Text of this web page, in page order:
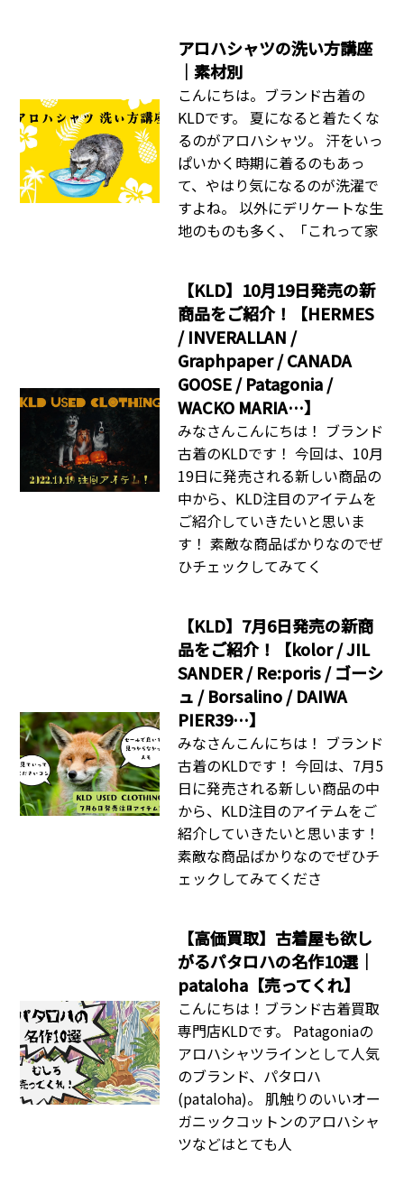
アロハシャツの洗い方講座
｜素材別
こんにちは。ブランド古着の
KLDです。 夏になると着たくな
るのがアロハシャツ。 汗をいっ
ぱいかく時期に着るのもあっ
て、やはり気になるのが洗濯で
すよね。 以外にデリケートな生
地のものも多く、「これって家
【KLD】10月19日発売の新
商品をご紹介！【HERMES
/ INVERALLAN /
Graphpaper / CANADA
GOOSE / Patagonia /
WACKO MARIA…】
みなさんこんにちは！ ブランド
古着のKLDです！ 今回は、10月
19日に発売される新しい商品の
中から、KLD注目のアイテムを
ご紹介していきたいと思いま
す！ 素敵な商品ばかりなのでぜ
ひチェックしてみてく
【KLD】7月6日発売の新商
品をご紹介！【kolor / JIL
SANDER / Re:poris / ゴーシ
ュ / Borsalino / DAIWA
PIER39…】
みなさんこんにちは！ ブランド
古着のKLDです！ 今回は、7月5
日に発売される新しい商品の中
から、KLD注目のアイテムをご
紹介していきたいと思います！
素敵な商品ばかりなのでぜひチ
ェックしてみてくださ
【高価買取】古着屋も欲し
がるパタロハの名作10選｜
pataloha【売ってくれ】
こんにちは！ブランド古着買取
専門店KLDです。 Patagoniaの
アロハシャツラインとして人気
のブランド、パタロハ
(pataloha)。 肌触りのいいオー
ガニックコットンのアロハシャ
ツなどはとても人